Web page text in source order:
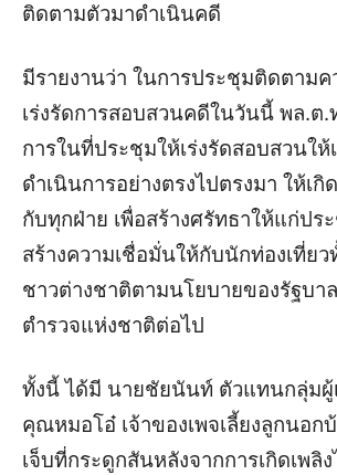
ติดตามตัวมาดำเนินคดี
มีรายงานว่า ในการประชุมติดตาม
เร่งรัดการสอบสวนคดีในวันนี้ พล.ต
การในที่ประชุมให้เร่งรัดสอบสวนให้
ดำเนินการอย่างตรงไปตรงมา ให้เ
กับทุกฝ่าย เพื่อสร้างศรัทธาให้แก่ปร
สร้างความเชื่อมั่นให้กับนักท่องเที่ยว
ชาวต่างชาติตามนโยบายของรัฐบา
ตำรวจแห่งชาติต่อไป
ทั้งนี้ ได้มี นายชัยนันท์ ตัวแทนกลุ่มผู้
คุณหมอโอ๋ เจ้าของเพจเลี้ยงลูกนอก
เจ็บที่กระดูกสันหลังจากการเกิดเพลิ